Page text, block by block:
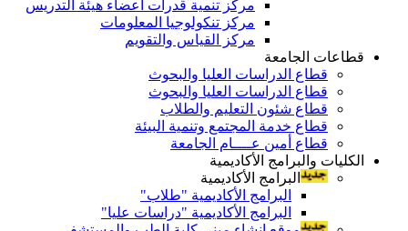
مركز تنمية قدرات أعضاء هيئة التدريس
مركز تنكولوجيا المعلومات
مركز القياس والتقويم
قطاعات الجامعة
قطاع الدراسات العليا والبحوث
قطاع الدراسات العليا والبحوث
قطاع شئون التعليم والطلاب
قطاع خدمة المجتمع وتنمية البيئة
قطاع أمين عــــام الجامعة
الكليات والبرامج الأكاديمية
البرامج الأكاديمية
البرامج الأكاديمية "طلاب"
البرامج الأكاديمية "دراسات عليا"